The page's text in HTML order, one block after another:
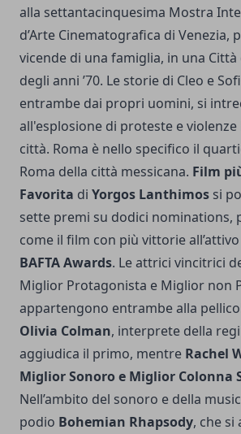
alla settantacinquesima Mostra
d’Arte Cinematografica di Venezia,
vicende di una famiglia, in una Città
degli anni ’70. Le storie di Cleo e
entrambe dai propri uomini, si
all'esplosione di proteste e
città. Roma è nello specifico il
Roma della città messicana. Film
Favorita di Yorgos Lanthimos si
sette premi su dodici nominations,
come il film con più vittorie
BAFTA Awards. Le attrici vincitrici
Miglior Protagonista e Miglior non
appartengono entrambe alla
Olivia Colman, interprete della
aggiudica il primo, mentre Rachel
Miglior Sonoro e Miglior Colonna
Nell’ambito del sonoro e della
podio Bohemian Rhapsody, che si